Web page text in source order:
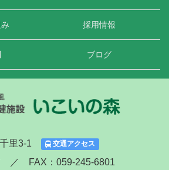
採用情報
ブログ
千里3-1
交通アクセス
／ FAX：059-245-6801